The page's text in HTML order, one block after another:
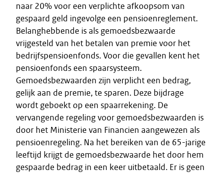
naar 20% voor een verplichte afkoopsom van
gespaard geld ingevolge een pensioenreglement.
Belanghebbende is als gemoedsbezwaarde
vrijgesteld van het betalen van premie voor het
bedrijfspensioenfonds. Voor die gevallen kent het
pensioenfonds een spaarsysteem.
Gemoedsbezwaarden zijn verplicht een bedrag,
gelijk aan de premie, te sparen. Deze bijdrage
wordt geboekt op een spaarrekening. De
vervangende regeling voor gemoedsbezwaarden is
door het Ministerie van Financien aangewezen als
pensioenregeling. Na het bereiken van de 65-jarige
leeftijd krijgt de gemoedsbezwaarde het door hem
gespaarde bedrag in een keer uitbetaald. Er is geen